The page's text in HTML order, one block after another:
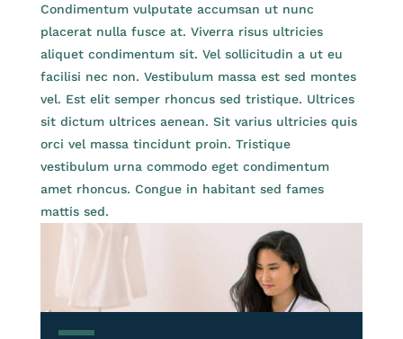
Condimentum vulputate accumsan ut nunc
placerat nulla fusce at. Viverra risus ultricies
aliquet condimentum sit. Vel sollicitudin a ut eu
facilisi nec non. Vestibulum massa est sed montes
vel. Est elit semper rhoncus sed tristique. Ultrices
sit dictum ultrices aenean. Sit varius ultricies quis
orci vel massa tincidunt proin. Tristique
vestibulum urna commodo eget condimentum
amet rhoncus. Congue in habitant sed fames
mattis sed.